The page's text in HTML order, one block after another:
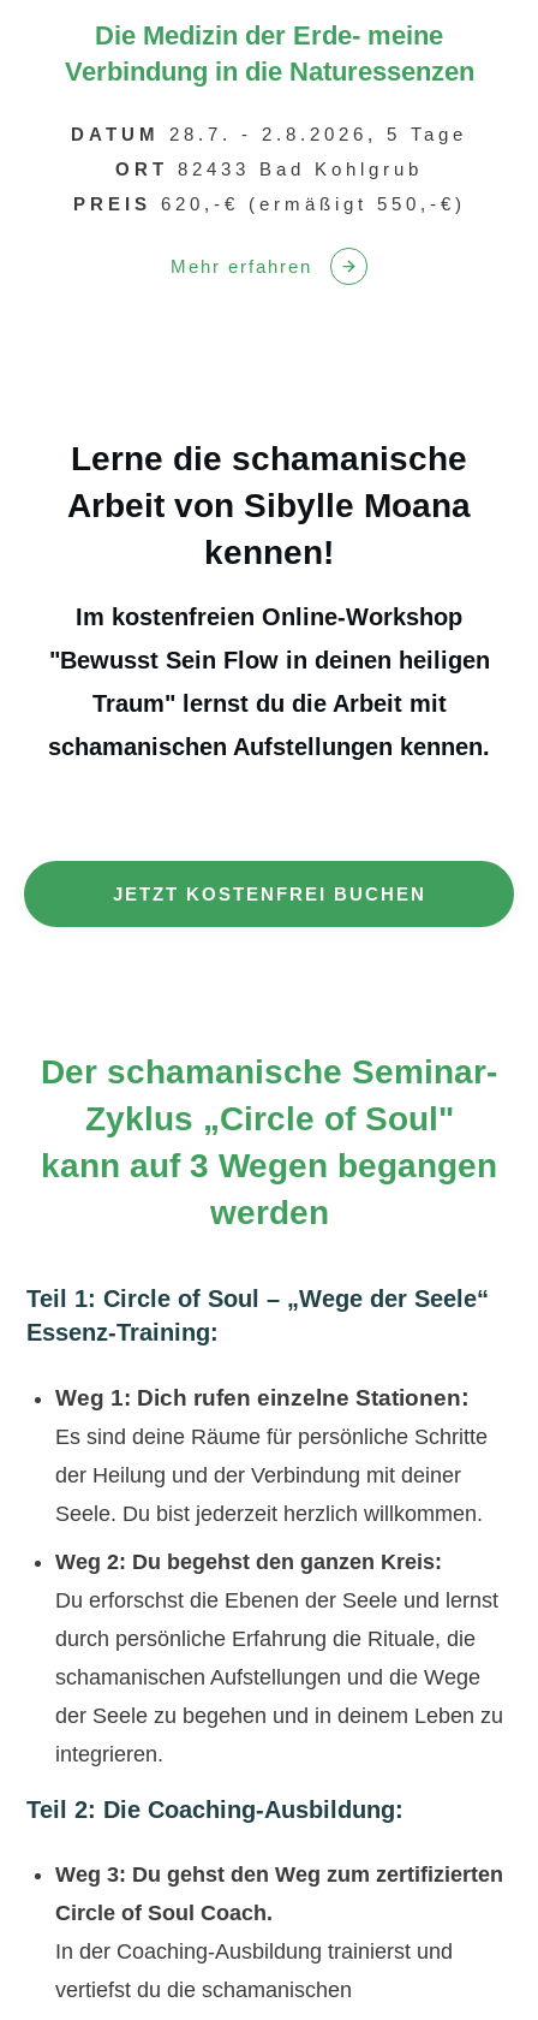
Die Medizin der Erde- meine
Verbindung in die Naturessenzen
DATUM
28.7. - 2.8.2026, 5 Tage
ORT 82433 Bad Kohlgrub
PREIS 620,-€ (ermäßigt 550,-€)
Mehr erfahren
Lerne die schamanische
Arbeit von Sibylle Moana
kennen!
Im kostenfreien Online-Workshop
"Bewusst Sein Flow in deinen heiligen
Traum" lernst du die Arbeit mit
schamanischen Aufstellungen kennen.
JETZT KOSTENFREI BUCHEN
Der schamanische Seminar-
Zyklus „Circle of Soul"
kann auf 3 Wegen begangen
werden
Teil 1: Circle of Soul – „Wege der Seele“
Essenz-Training:
Weg 1: Dich rufen einzelne Stationen:
Es sind deine Räume für persönliche Schritte
der Heilung und der Verbindung mit deiner
Seele. Du bist jederzeit herzlich willkommen.
Weg 2: Du begehst den ganzen Kreis:
Du erforschst die Ebenen der Seele und lernst
durch persönliche Erfahrung die Rituale, die
schamanischen Aufstellungen und die Wege
der Seele zu begehen und in deinem Leben zu
integrieren.
Teil 2: Die Coaching-Ausbildung:
Weg 3: Du gehst den Weg zum zertifizierten
Circle of Soul Coach.
In der Coaching-Ausbildung trainierst und
vertiefst du die schamanischen